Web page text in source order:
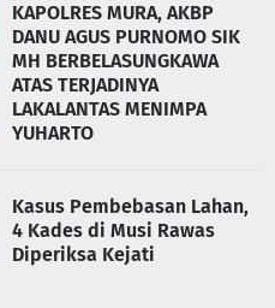
KAPOLRES MURA, AKBP
DANU AGUS PURNOMO SIK
MH BERBELASUNGKAWA
ATAS TERJADINYA
LAKALANTAS MENIMPA
YUHARTO
Kasus Pembebasan Lahan,
4 Kades di Musi Rawas
Diperiksa Kejati